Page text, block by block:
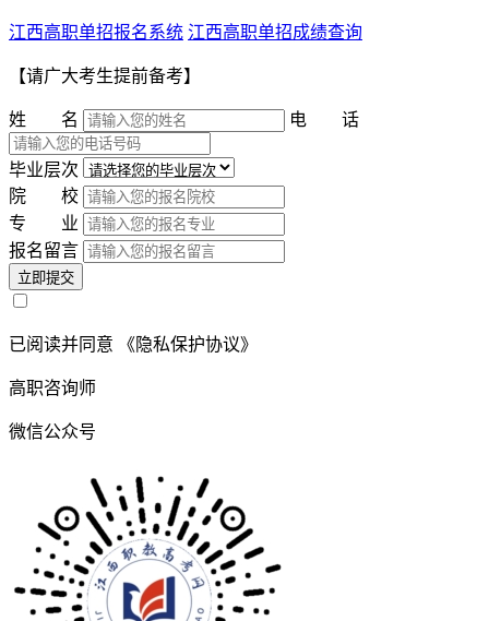
江西高职单招报名系统 江西高职单招成绩查询
【请广大考生提前备考】
姓 名 电 话
毕业层次
院 校
专 业
报名留言
立即提交
已阅读并同意 《隐私保护协议》
高职咨询师
微信公众号